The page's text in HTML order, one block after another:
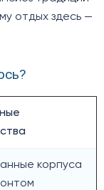
отдых здесь —
корпуса